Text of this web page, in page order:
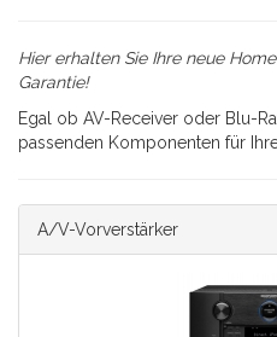
Hier erhalten Sie Ihre neue
Garantie!
Egal ob AV-Receiver oder Blu-
passenden Komponenten für
A/V-Vorverstärker